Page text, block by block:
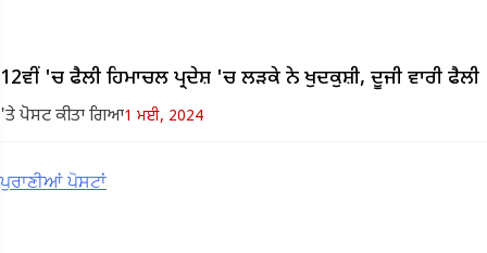
12ਵੀਂ 'ਚ ਫੈਲੀ ਹਿਮਾਚਲ ਪ੍ਰਦੇਸ਼ 'ਚ ਲੜਕੇ ਨੇ ਖੁਦਕੁਸ਼ੀ, ਦੂਜੀ ਵਾਰੀ ਫੈਲੀ
'ਤੇ ਪੋਸਟ ਕੀਤਾ ਗਿਆ1 ਮਈ, 2024
ਪੋਸਟ
ਪੁਰਾਣੀਆਂ ਪੋਸਟਾਂ